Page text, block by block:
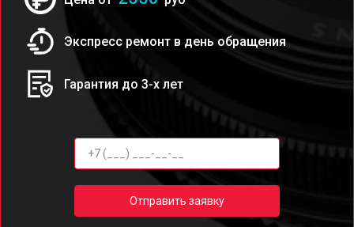
Экспресс ремонт в день обращения
Гарантия до 3-х лет
Отправить заявку